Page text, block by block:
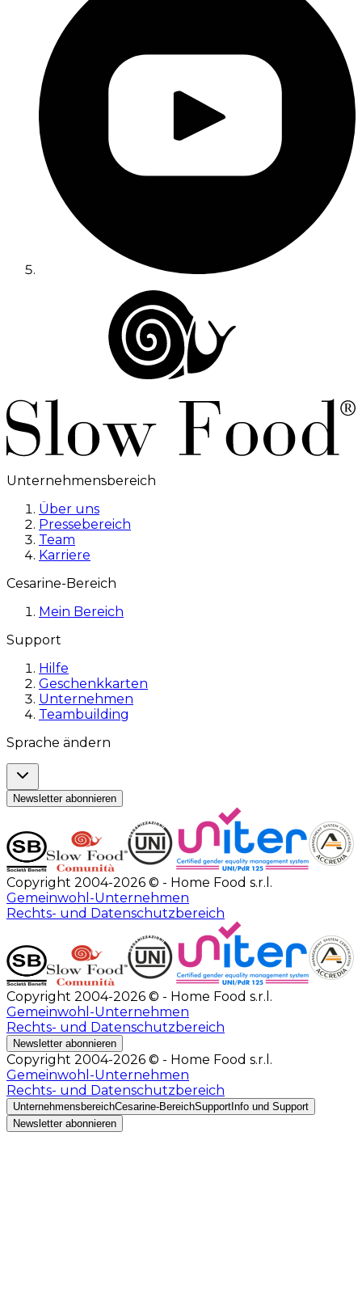
Unternehmensbereich
Über uns
Pressebereich
Team
Karriere
Cesarine-Bereich
Mein Bereich
Support
Hilfe
Geschenkkarten
Unternehmen
Teambuilding
Sprache ändern
Newsletter abonnieren
Copyright 2004-2026 © - Home Food s.r.l.
Gemeinwohl-Unternehmen
Rechts- und Datenschutzbereich
Copyright 2004-2026 © - Home Food s.r.l.
Gemeinwohl-Unternehmen
Rechts- und Datenschutzbereich
Newsletter abonnieren
Copyright 2004-2026 © - Home Food s.r.l.
Gemeinwohl-Unternehmen
Rechts- und Datenschutzbereich
UnternehmensbereichCesarine-BereichSupport Info und Support
Newsletter abonnieren